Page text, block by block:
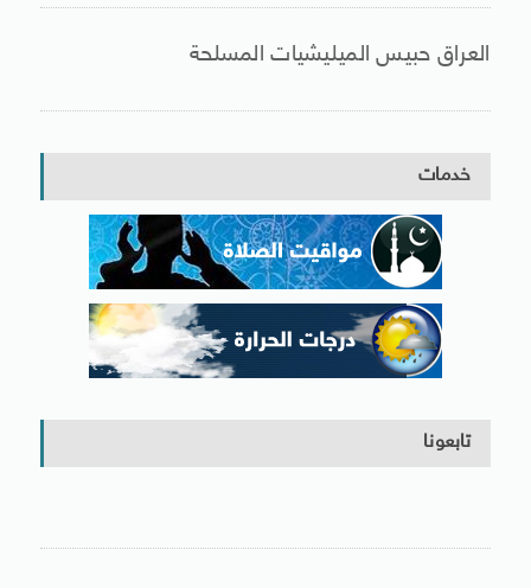
العراق حبيس الميليشيات المسلحة
خدمات
تابعونا